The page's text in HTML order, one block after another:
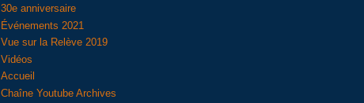
30e anniversaire
Événements 2021
Vue sur la Relève 2019
Vidéos
Accueil
Chaîne Youtube Archives